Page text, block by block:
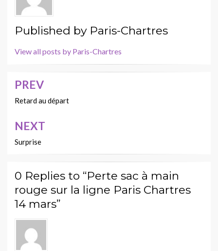
Published by Paris-Chartres
View all posts by Paris-Chartres
Navigation
de
l’article
PREV
Retard au départ
NEXT
Surprise
0 Replies to “Perte sac à main
rouge sur la ligne Paris Chartres
14 mars”